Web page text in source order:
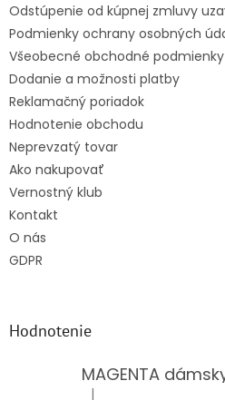
Odstúpenie od kúpnej zmluvy
Podmienky ochrany osobných
Všeobecné obchodné podmienky
Dodanie a možnosti platby
Reklamačný poriadok
Hodnotenie obchodu
Neprevzatý tovar
Ako nakupovať
Vernostný klub
Kontakt
O nás
GDPR
Hodnotenie
MAGENTA
Hodnotenie produktu
|